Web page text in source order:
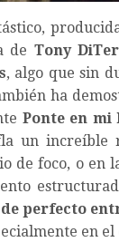
de Tony
, algo que sin
ha
Ponte en mi
un increíble
foco, o en
perfecto
en